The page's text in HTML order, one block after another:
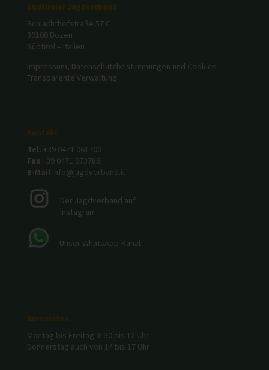
Südtiroler Jagdverband
Schlachthofstraße 57 C
39100 Bozen
Südtirol – Italien
Impressum, Datenschutzbestimmungen und Cookies
Transparente Verwaltung
Kontakt
Tel. +39 0471 061700
Fax +39 0471 973786
E-Mail info@jagdverband.it
Der Jagdverband auf
Instagram
Unser WhatsApp-Kanal
Bürozeiten
Montag bis Freitag: 8:30 bis 12 Uhr
Donnerstag auch von 14 bis 17 Uhr